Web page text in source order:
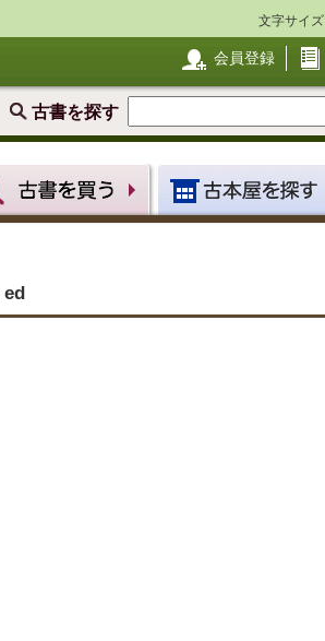
文字サイズ
会員登録
古書を探す
ed